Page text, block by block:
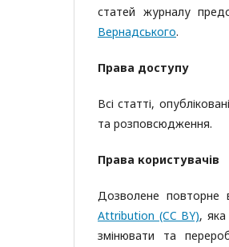
статей журналу
Вернадського.
Права доступу
Всі статті,
та розповсюдження.
Права користувачів
Дозволене повторне
Attribution (CC BY), яка
змінювати та